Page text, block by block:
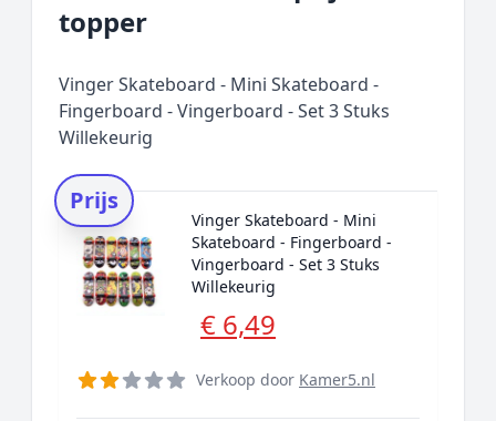
topper
Vinger Skateboard - Mini Skateboard -
Fingerboard - Vingerboard - Set 3 Stuks
Willekeurig
Prijs
Vinger Skateboard - Mini
Skateboard - Fingerboard -
Vingerboard - Set 3 Stuks
Willekeurig
€ 6,49
Verkoop door Kamer5.nl